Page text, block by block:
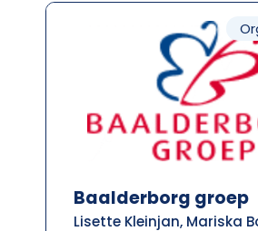
Baalderborg groep
Lisette Kleinjan, Mariska